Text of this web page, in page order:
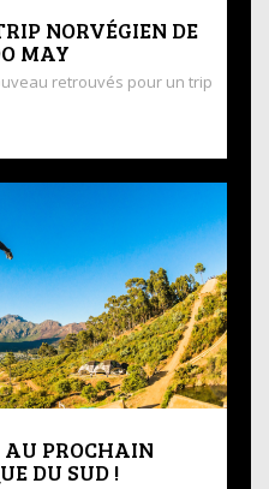
NORVÉGIEN DE
MAY
retrouvés pour un trip
PROCHAIN
DU SUD !